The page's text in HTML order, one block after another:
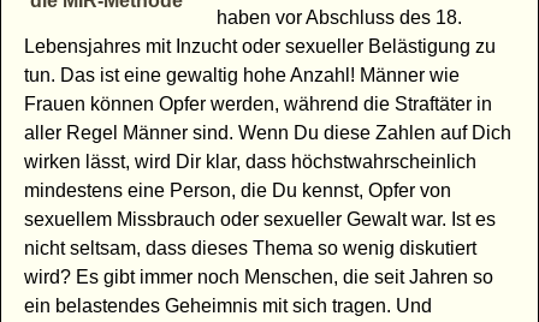
haben vor Abschluss des 18.
Lebensjahres mit Inzucht oder sexueller Belästigung zu
tun. Das ist eine gewaltig hohe Anzahl! Männer wie
Frauen können Opfer werden, während die Straftäter in
aller Regel Männer sind. Wenn Du diese Zahlen auf Dich
wirken lässt, wird Dir klar, dass höchstwahrscheinlich
mindestens eine Person, die Du kennst, Opfer von
sexuellem Missbrauch oder sexueller Gewalt war. Ist es
nicht seltsam, dass dieses Thema so wenig diskutiert
wird? Es gibt immer noch Menschen, die seit Jahren so
ein belastendes Geheimnis mit sich tragen. Und